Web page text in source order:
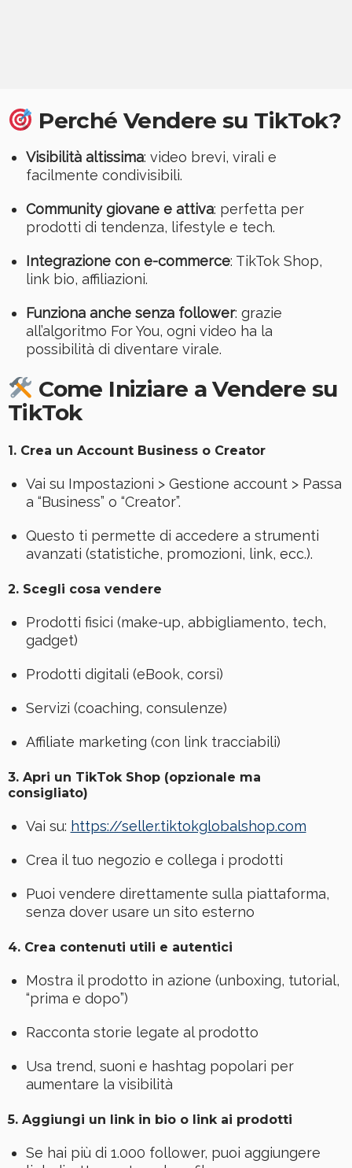
Perché Vendere su TikTok?
Visibilità altissima: video brevi, virali e
facilmente condivisibili.
Community giovane e attiva: perfetta per
prodotti di tendenza, lifestyle e tech.
Integrazione con e-commerce: TikTok Shop,
link bio, affiliazioni.
Funziona anche senza follower: grazie
all’algoritmo For You, ogni video ha la
possibilità di diventare virale.
Come Iniziare a Vendere su
TikTok
1. Crea un Account Business o Creator
Vai su Impostazioni > Gestione account > Passa
a “Business” o “Creator”.
Questo ti permette di accedere a strumenti
avanzati (statistiche, promozioni, link, ecc.).
2. Scegli cosa vendere
Prodotti fisici (make-up, abbigliamento, tech,
gadget)
Prodotti digitali (eBook, corsi)
Servizi (coaching, consulenze)
Affiliate marketing (con link tracciabili)
3. Apri un TikTok Shop (opzionale ma
consigliato)
Vai su: https://seller.tiktokglobalshop.com
Crea il tuo negozio e collega i prodotti
Puoi vendere direttamente sulla piattaforma,
senza dover usare un sito esterno
4. Crea contenuti utili e autentici
Mostra il prodotto in azione (unboxing, tutorial,
“prima e dopo”)
Racconta storie legate al prodotto
Usa trend, suoni e hashtag popolari per
aumentare la visibilità
5. Aggiungi un link in bio o link ai prodotti
Se hai più di 1.000 follower, puoi aggiungere